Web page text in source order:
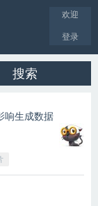
欢迎
登录
搜索
响生成数据